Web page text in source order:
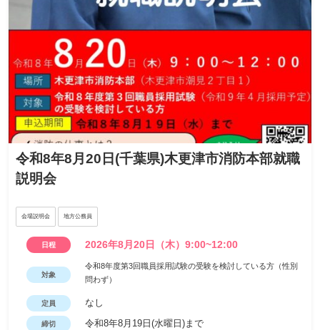
令和8年8月20日(千葉県)木更津市消防本部就職
説明会
会場説明会 地方公務員
日程 2026年8月20日（木）9:00~12:00
対象
令和8年度第3回職員採用試験の受験を検討している方（性別
問わず）
定員 なし
締切 令和8年8月19日(水曜日)まで